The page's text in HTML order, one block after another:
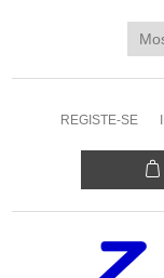
REGISTE-SE